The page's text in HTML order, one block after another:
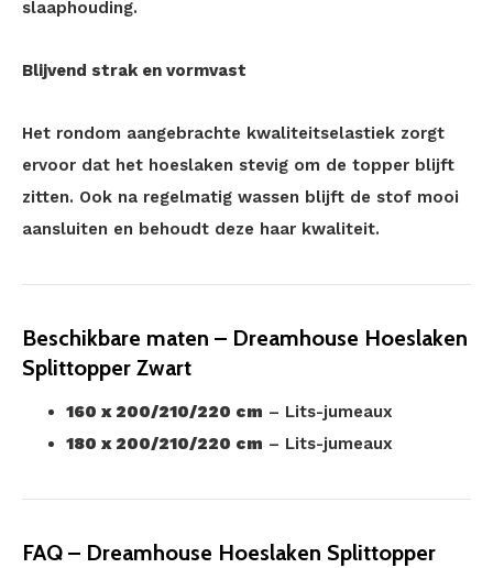
slaaphouding.
Blijvend strak en vormvast
Het rondom aangebrachte kwaliteitselastiek zorgt
ervoor dat het hoeslaken stevig om de topper blijft
zitten. Ook na regelmatig wassen blijft de stof mooi
aansluiten en behoudt deze haar kwaliteit.
Beschikbare maten – Dreamhouse Hoeslaken
Splittopper Zwart
160 x 200/210/220 cm – Lits-jumeaux
180 x 200/210/220 cm – Lits-jumeaux
FAQ – Dreamhouse Hoeslaken Splittopper